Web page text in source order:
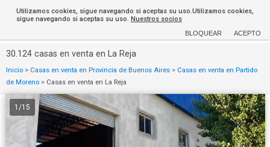
Utilizamos cookies, sigue navegando si aceptas su uso.Utilizamos cookies,
sigue navegando si aceptas su uso. Nuestros socios
BLOQUEAR ACEPTO
30.124 casas en venta en La Reja
Inicio > Casas en venta en Provincia de Buenos Aires > Casas en venta en Partido
de Moreno > Casas en venta en La Reja
1 /15